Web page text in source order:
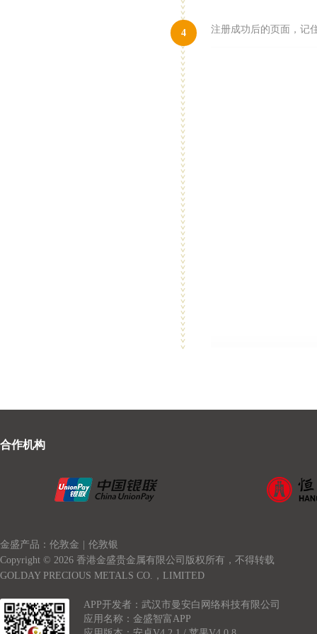
4 注册成功后的页面，记
合作机构
金盛产品：伦敦金
伦敦银
Copyright © 2026 香港金盛贵金属有限公司版权所有，不得转载
GOLDAY PRECIOUS METALS CO.，LIMITED
APP开发者：武汉市曼安白网络科技有限公司
应用名称：金盛智富APP